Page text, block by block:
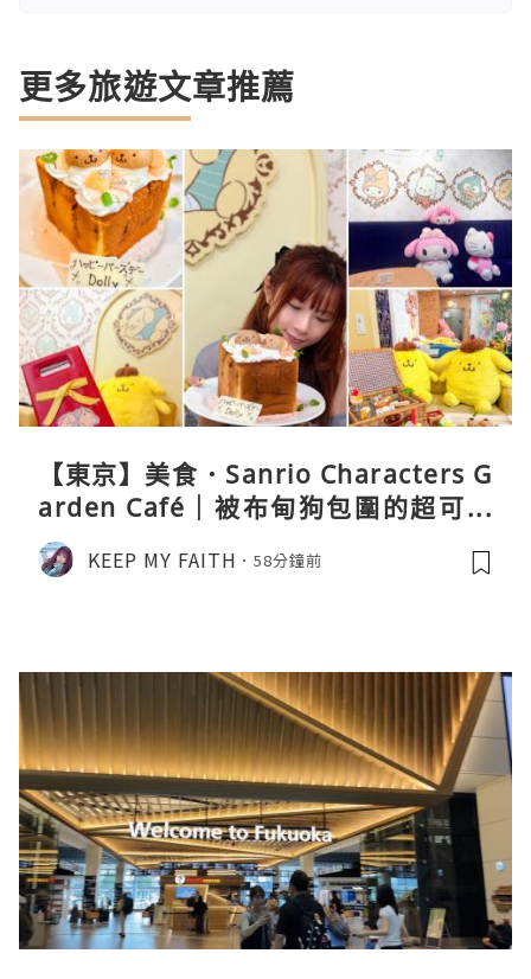
更多旅遊文章推薦
【東京】美食．Sanrio Characters G
arden Café｜被布甸狗包圍的超可愛
下午茶體驗
KEEP MY FAITH 58分鐘前